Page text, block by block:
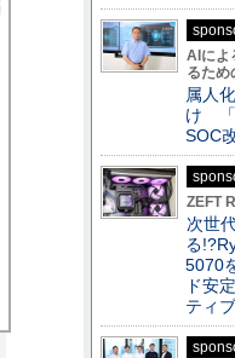
AIによ
るため
属人
け 「
SOC
ZEFT
次世
る
5070
ド安
ティ